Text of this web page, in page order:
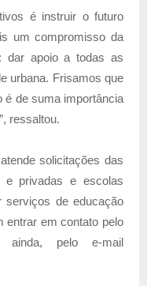
é instruir o futuro
um compromisso da
dar apoio a todas as
urbana. Frisamos que
é de suma importância
ressaltou.
solicitações das
e privadas e escolas
serviços de educação
entrar em contato pelo
ainda, pelo e-mail